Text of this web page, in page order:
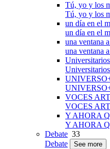
Tú, yo y los
Tú, yo y los
un día en el
un día en el
una ventana
una ventana
VOCES
VOCES
Y AHORA
Y AHORA
Debate 33
Debate
See more